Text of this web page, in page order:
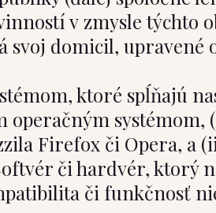
v zmysle týchto
svoj domicil, upravené
ktoré spĺňajú
operačným systémom,
Firefox či Opera, a
či hardvér, ktorý
či funkčnosť